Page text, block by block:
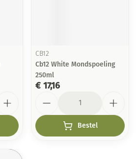
CB12
Cb12 White Mondspoeling
250ml
€ 17,16
Bestel